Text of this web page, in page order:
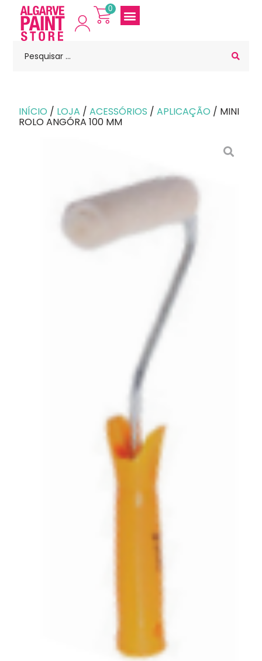
0
INÍCIO / LOJA /ACESSÓRIOS /APLICAÇÃO / MINI
ROLO ANGÓRA 100 MM